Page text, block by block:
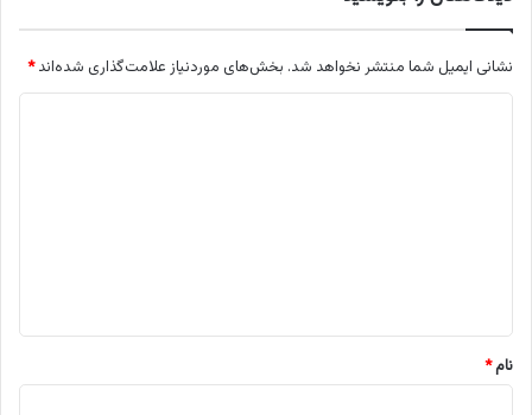
نشانی ایمیل شما منتشر نخواهد شد. بخش‌های موردنیاز علامت‌گذاری شده‌اند*
نام*